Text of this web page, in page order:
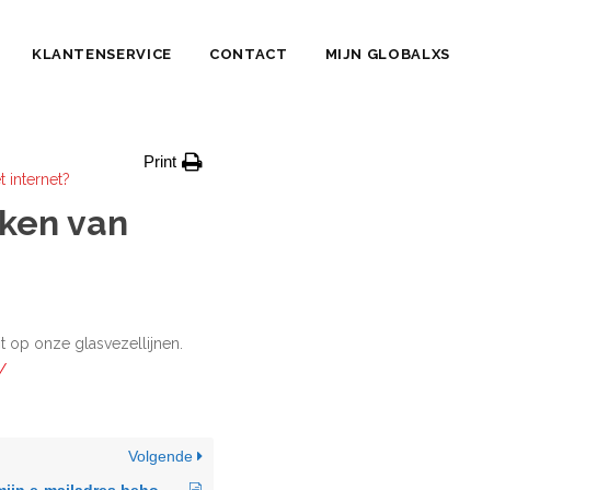
KLANTENSERVICE CONTACT MIJN GLOBALXS
internet?
Print
van
op onze glasvezellijnen.
Volgende